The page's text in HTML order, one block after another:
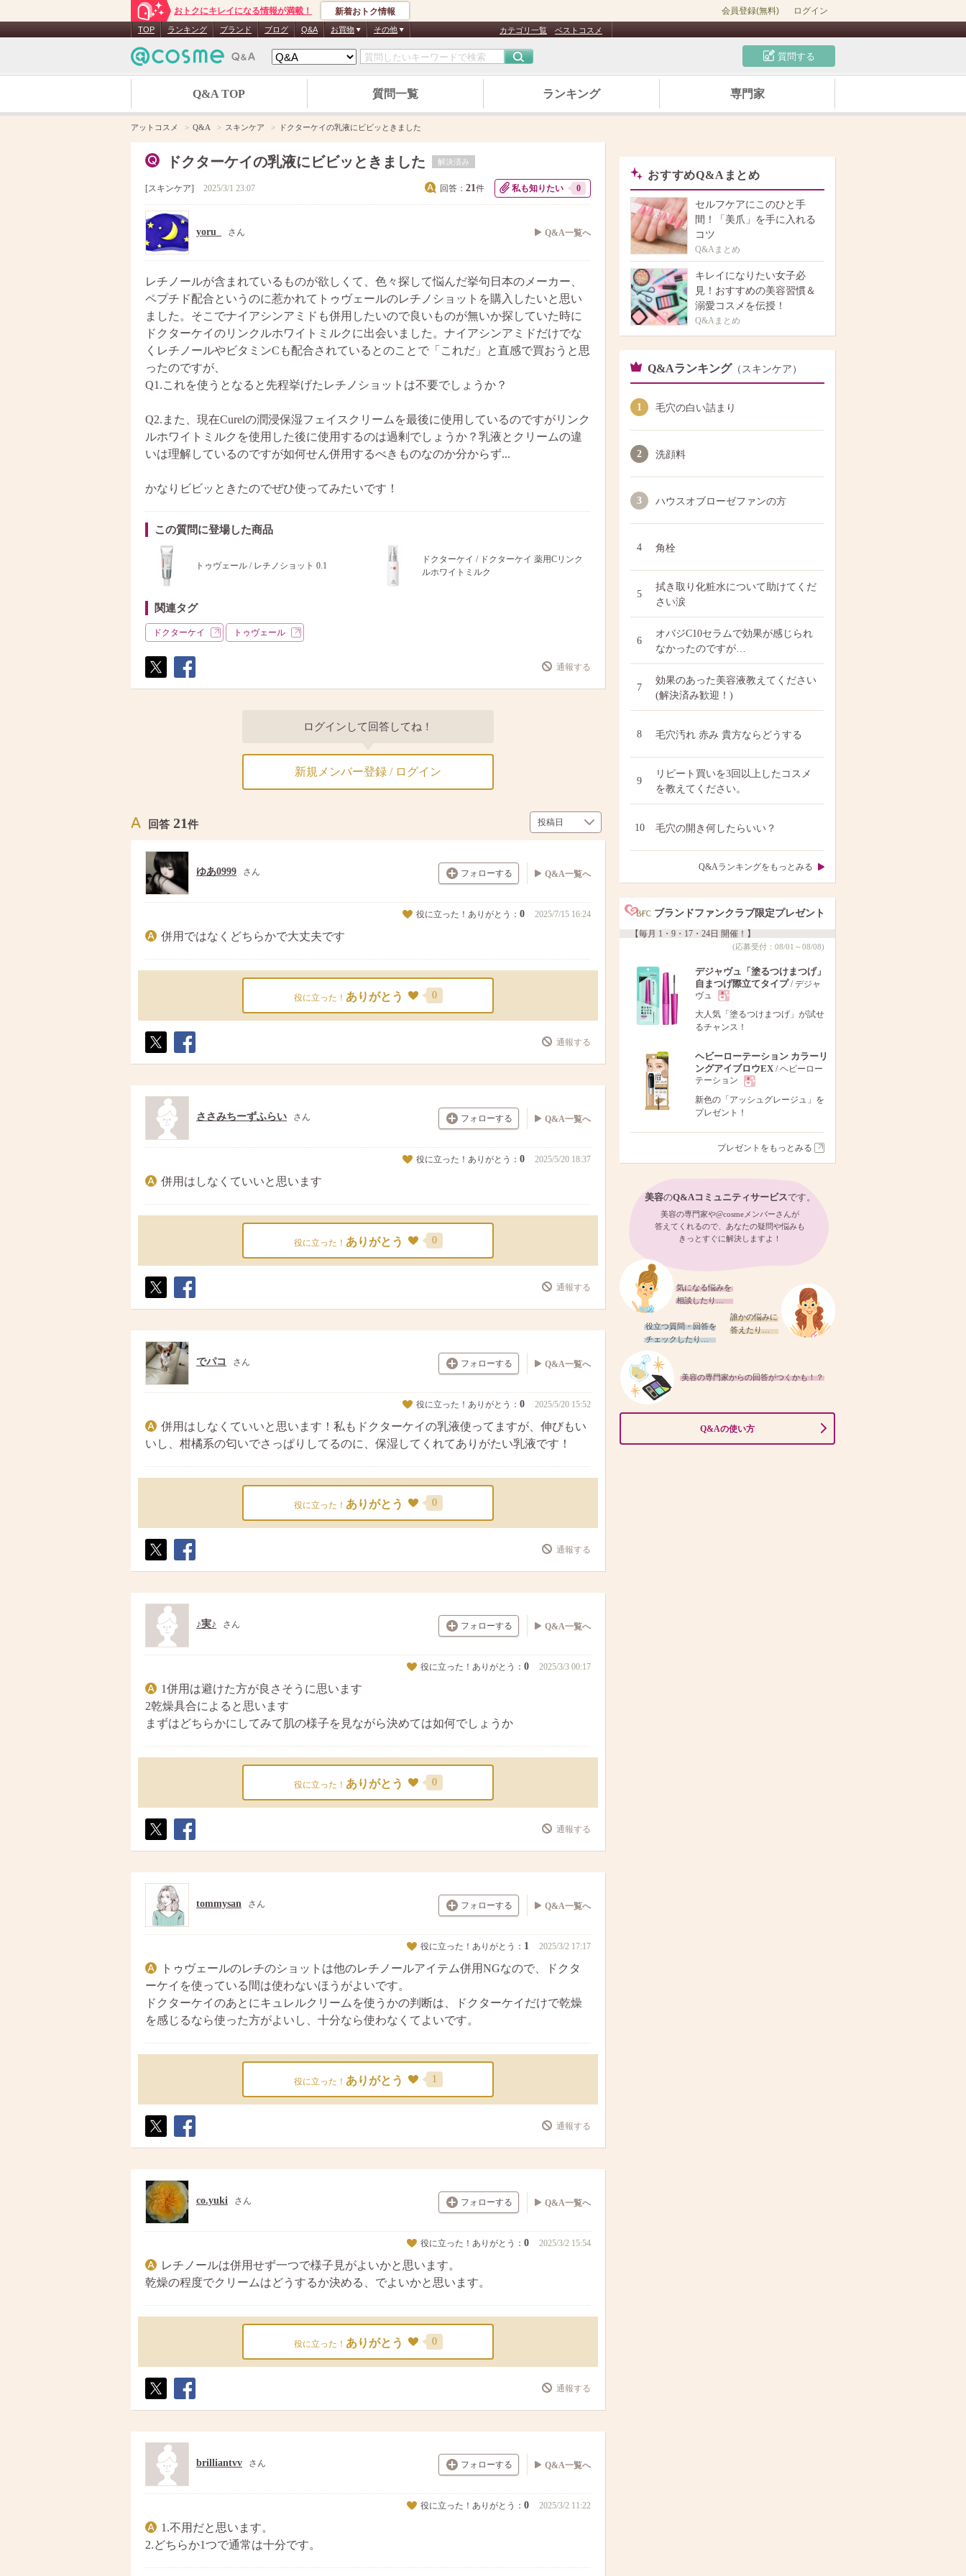
おトクにキレイになる情報が満載！ 新着おトク情報 会員登録(無料) ログイン
TOP ランキング ブランド ブログ Q&A お買物 その他 カテゴリ一覧 ベストコスメ
質問する
Q&A TOP 質問一覧 ランキング 専門家
アットコスメ Q&A スキンケア ドクターケイの乳液にビビッときました
ドクターケイの乳液にビビッときました 解決済み
スキンケア 2025/3/1 23:07 回答： 21件 私も知りたい 0
yoru_ さん Q&A一覧へ
レチノールが含まれているものが欲しくて、色々探して悩んだ挙句日本のメーカー、
ペプチド配合というのに惹かれてトゥヴェールのレチノショットを購入したいと思い
ました。そこでナイアシンアミドも併用したいので良いものが無いか探していた時に
ドクターケイのリンクルホワイトミルクに出会いました。ナイアシンアミドだけでな
くレチノールやビタミンCも配合されているとのことで「これだ」と直感で買おうと思
ったのですが、
Q1.これを使うとなると先程挙げたレチノショットは不要でしょうか？
Q2.また、現在Curelの潤浸保湿フェイスクリームを最後に使用しているのですがリンク
ルホワイトミルクを使用した後に使用するのは過剰でしょうか？乳液とクリームの違
いは理解しているのですが如何せん併用するべきものなのか分からず...
かなりビビッときたのでぜひ使ってみたいです！
この質問に登場した商品
トゥヴェール / レチノショット 0.1
ドクターケイ / ドクターケイ 薬用Cリンク
ルホワイトミルク
関連タグ
ドクターケイ トゥヴェール
ト
ア
通報する
ログインして回答してね！
新規メンバー登録 / ログイン
回答 21件
フォローする
ゆあ0999 さん Q&A一覧へ
役に立った！ありがとう： 0 2025/7/15 16:24
併用ではなくどちらかで大丈夫です
役に立った！ ありがとう 0
ト
ア
通報する
フォローする
ささみちーずふらい さん Q&A一覧へ
役に立った！ありがとう： 0 2025/5/20 18:37
併用はしなくていいと思います
役に立った！ ありがとう 0
ト
ア
通報する
フォローする
でパコ さん Q&A一覧へ
役に立った！ありがとう： 0 2025/5/20 15:52
併用はしなくていいと思います！私もドクターケイの乳液使ってますが、伸びもい
いし、柑橘系の匂いでさっぱりしてるのに、保湿してくれてありがたい乳液です！
役に立った！ ありがとう 0
ト
ア
通報する
フォローする
♪実♪ さん Q&A一覧へ
役に立った！ありがとう： 0 2025/3/3 00:17
1併用は避けた方が良さそうに思います
2乾燥具合によると思います
まずはどちらかにしてみて肌の様子を見ながら決めては如何でしょうか
役に立った！ ありがとう 0
ト
ア
通報する
フォローする
tommysan さん Q&A一覧へ
役に立った！ありがとう： 1 2025/3/2 17:17
トゥヴェールのレチのショットは他のレチノールアイテム併用NGなので、ドクタ
ーケイを使っている間は使わないほうがよいです。
ドクターケイのあとにキュレルクリームを使うかの判断は、ドクターケイだけで乾燥
を感じるなら使った方がよいし、十分なら使わなくてよいです。
役に立った！ ありがとう 1
ト
ア
通報する
フォローする
co.yuki さん Q&A一覧へ
役に立った！ありがとう： 0 2025/3/2 15:54
レチノールは併用せず一つで様子見がよいかと思います。
乾燥の程度でクリームはどうするか決める、でよいかと思います。
役に立った！ ありがとう 0
ト
ア
通報する
フォローする
brilliantvv さん Q&A一覧へ
役に立った！ありがとう： 0 2025/3/2 11:22
1.不用だと思います。
2.どちらか1つで通常は十分です。
おすすめQ&Aまとめ
セルフケアにこのひと手
間！「美爪」を手に入れる
コツ
Q&Aまとめ
キレイになりたい女子必
見！おすすめの美容習慣＆
溺愛コスメを伝授！
Q&Aまとめ
Q&Aランキング （スキンケア）
1 毛穴の白い詰まり
2 洗顔料
3 ハウスオブローゼファンの方
4 角栓
5
拭き取り化粧水について助けてくだ
さい涙
6
オバジC10セラムで効果が感じられ
なかったのですが…
7
効果のあった美容液教えてください
(解決済み歓迎！)
8 毛穴汚れ 赤み 貴方ならどうする
9
リピート買いを3回以上したコスメ
を教えてください。
10 毛穴の開き何したらいい？
Q&Aランキングをもっとみる
ブランドファンクラブ限定プレゼント
【毎月 1・9・17・24日 開催！】
(応募受付：08/01～08/08)
デジャヴュ「塗るつけまつげ」
自まつげ際立てタイプ/ デジャ
ヴュ
現
品
大人気「塗るつけまつげ」が試せ
るチャンス！
ヘビーローテーション カラーリ
ングアイブロウEX / ヘビーロー
テーション
現
新色の「アッシュグレージュ」を
プレゼント！
プレゼントをもっとみる
美容のQ&Aコミュニティサービスです。
美容の専門家や@cosmeメンバーさんが
答えてくれるので、あなたの疑問や悩みも
きっとすぐに解決しますよ！
気になる悩みを
相談したり…
誰かの悩みに
答えたり…
役立つ質問・回答を
チェックしたり…
美容の専門家からの回答がつくかも！？
Q&Aの使い方